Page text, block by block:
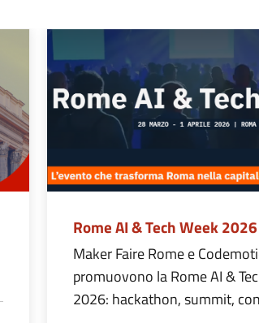
Rome AI & Tech Week 2026
Maker Faire Rome e
promuovono la Rome AI &
2026: hackathon, summit,